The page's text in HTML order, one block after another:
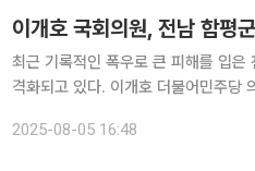
이개호 국회의원, 전남 함평
최근 기록적인 폭우로 큰 피해를 입
격화되고 있다. 이개호 더불어민주당 의원(전남 담양·함평·영광·장성)도 5일 당직자 30여명과 함께
해 해남과 구례지역 사회단체, 군부
2025-08-05 16:48